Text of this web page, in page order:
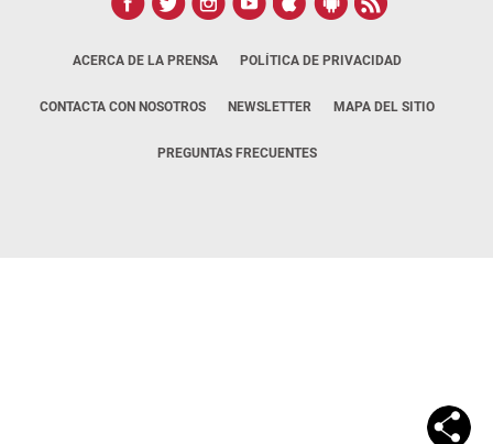
ACERCA DE LA PRENSA POLÍTICA DE PRIVACIDAD
CONTACTA CON NOSOTROS NEWSLETTER MAPA DEL SITIO
PREGUNTAS FRECUENTES